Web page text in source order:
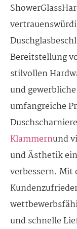
Bereitstellung
stilvollen
und
umfangreiche
Klammernund
und Ästhetik
verbessern. Mit
und schnelle